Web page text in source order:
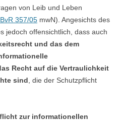
von Leib und Leben
357/05 mwN). Angesichts des
jedoch offensichtlich, dass auch
und das dem
Recht auf die Vertraulichkeit
sind , die der Schutzpflicht
zur informationellen